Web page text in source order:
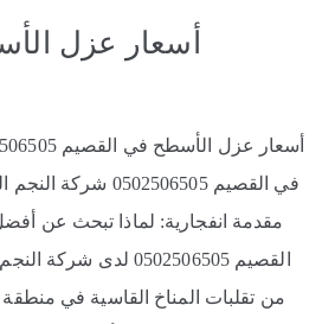
أسعار عزل
مقدمة انفجارية: لماذا تبحث عن
القصيم 0502506505
من تقلبات المناخ القاسية في